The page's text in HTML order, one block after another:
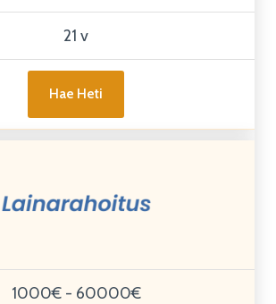
21 v
Hae Heti
1000€ - 60000€